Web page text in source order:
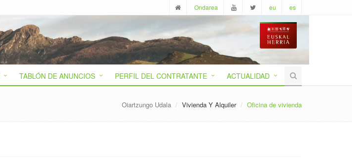
Ondarea eu es
TABLÓN DE ANUNCIOS PERFIL DEL CONTRATANTE ACTUALIDAD
Oiartzungo Udala Vivienda Y Alquiler Oficina de vivienda